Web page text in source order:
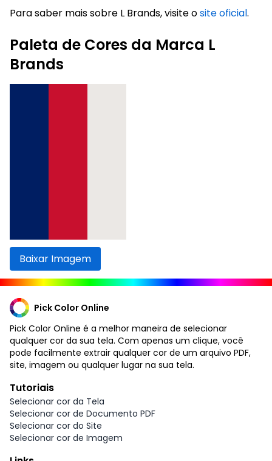
Para saber mais sobre L Brands, visite osite oficial.
Paleta de Cores da Marca L
Brands
Baixar Imagem
Pick Color Online
Pick Color Online é a melhor maneira de selecionar
qualquer cor da sua tela. Com apenas um clique, você
pode facilmente extrair qualquer cor de um arquivo PDF,
site, imagem ou qualquer lugar na sua tela.
Tutoriais
Selecionar cor da Tela
Selecionar cor de Documento PDF
Selecionar cor do Site
Selecionar cor de Imagem